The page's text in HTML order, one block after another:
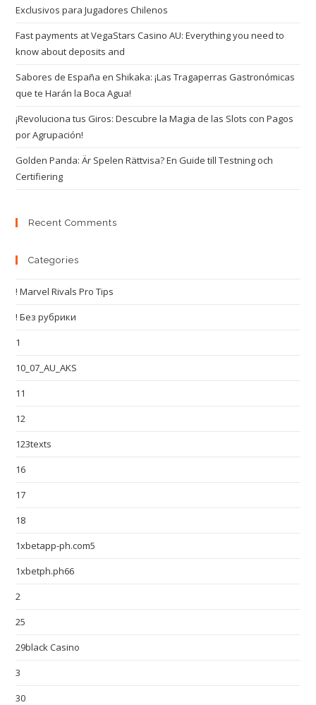
Exclusivos para Jugadores Chilenos
Fast payments at VegaStars Casino AU: Everything you need to
know about deposits and
Sabores de España en Shikaka: ¡Las Tragaperras Gastronómicas
que te Harán la Boca Agua!
¡Revoluciona tus Giros: Descubre la Magia de las Slots con Pagos
por Agrupación!
Golden Panda: Är Spelen Rättvisa? En Guide till Testning och
Certifiering
Recent Comments
Categories
! Marvel Rivals Pro Tips
! Без рубрики
1
10_07_AU_AKS
11
12
123texts
16
17
18
1xbetapp-ph.com5
1xbetph.ph66
2
25
29black Casino
3
30